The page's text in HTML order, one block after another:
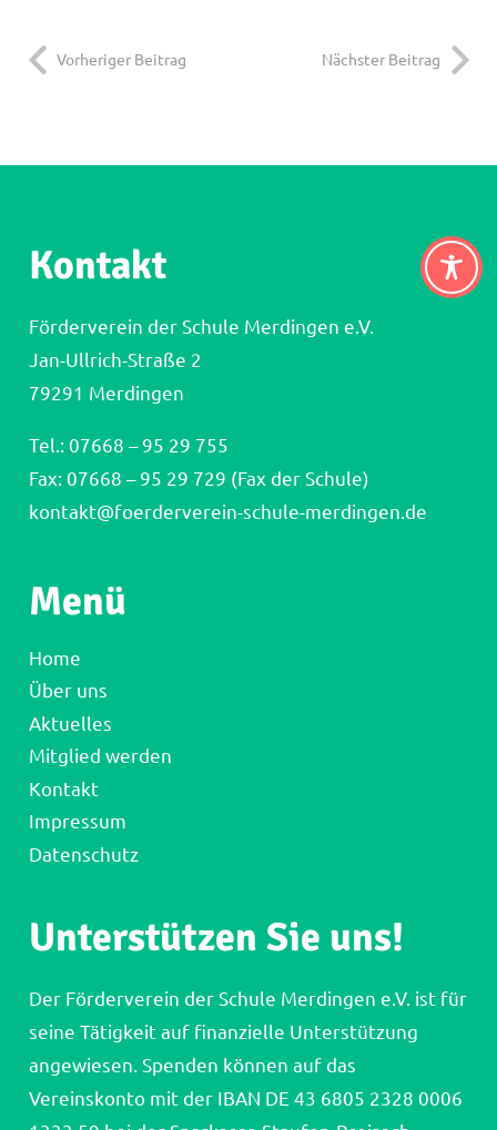
Vorheriger Beitrag Nächster Beitrag
Kontakt
Förderverein der Schule Merdingen e.V.
Jan-Ullrich-Straße 2
79291 Merdingen
Tel.: 07668 – 95 29 755
Fax: 07668 – 95 29 729 (Fax der Schule)
kontakt@foerderverein-schule-merdingen.de
Menü
Home
Über uns
Aktuelles
Mitglied werden
Kontakt
Impressum
Datenschutz
Unterstützen Sie uns!
Der Förderverein der Schule Merdingen e.V. ist für
seine Tätigkeit auf finanzielle Unterstützung
angewiesen. Spenden können auf das
Vereinskonto mit der IBAN DE 43 6805 2328 0006